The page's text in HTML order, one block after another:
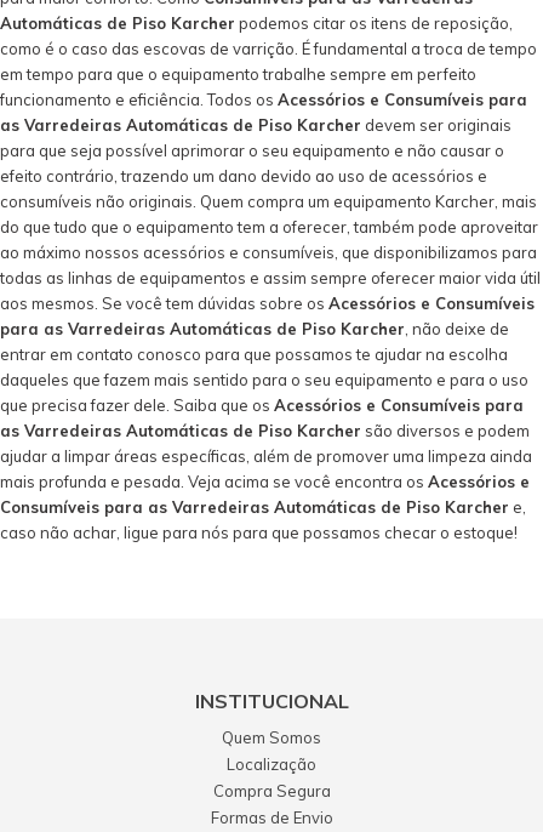
Automáticas de Piso Karcher podemos citar os itens de reposição,
como é o caso das escovas de varrição . É fundamental a troca de tempo
em tempo para que o equipamento trabalhe sempre em perfeito
funcionamento e eficiência. Todos os Acessórios e Consumíveis para
as Varredeiras Automáticas de Piso Karcher devem ser originais
para que seja possível aprimorar o seu equipamento e não causar o
efeito contrário, trazendo um dano devido ao uso de acessórios e
consumíveis não originais. Quem compra um equipamento Karcher, mais
do que tudo que o equipamento tem a oferecer, também pode aproveitar
ao máximo nossos acessórios e consumíveis, que disponibilizamos para
todas as linhas de equipamentos e assim sempre oferecer maior vida útil
aos mesmos. Se você tem dúvidas sobre os Acessórios e Consumíveis
para as Varredeiras Automáticas de Piso Karcher , não deixe de
entrar em contato conosco para que possamos te ajudar na escolha
daqueles que fazem mais sentido para o seu equipamento e para o uso
que precisa fazer dele. Saiba que os Acessórios e Consumíveis para
as Varredeiras Automáticas de Piso Karcher são diversos e podem
ajudar a limpar áreas específicas, além de promover uma limpeza ainda
mais profunda e pesada. Veja acima se você encontra os Acessórios e
Consumíveis para as Varredeiras Automáticas de Piso Karcher e,
caso não achar, ligue para nós para que possamos checar o estoque!
INSTITUCIONAL
Quem Somos
Localização
Compra Segura
Formas de Envio